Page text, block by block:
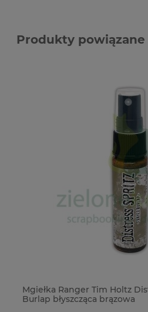
Produkty powiązane
Mgiełka Ranger Tim Holtz
Burlap błyszcząca brązowa